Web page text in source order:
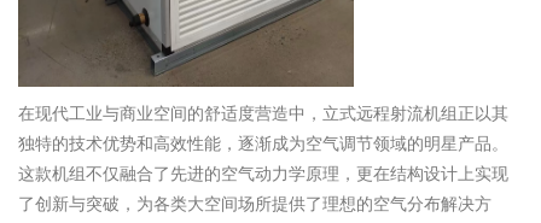
在现代工业与商业空间的舒适度营造中，立式远程射流机组正以其
独特的技术优势和高效性能，逐渐成为空气调节领域的明星产品。
这款机组不仅融合了先进的空气动力学原理，更在结构设计上实现
了创新与突破，为各类大空间场所提供了理想的空气分布解决方